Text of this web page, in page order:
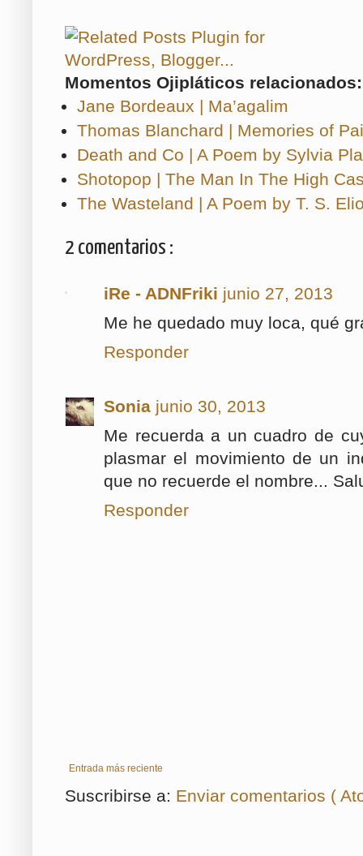
Momentos Ojipláticos relacionados:
Jane Bordeaux | Ma’agalim
Thomas Blanchard | Memories of
Death and Co | A Poem by Sylvia
Shotopop | The Man In The High
The Wasteland | A Poem by T. S.
2 comentarios :
iRe - ADNFriki junio 27, 2013
Me he quedado muy loca, qué
Responder
Sonia junio 30, 2013
Me recuerda a un cuadro de
plasmar el movimiento de un
que no recuerde el nombre...
Responder
Entrada más reciente
Suscribirse a: Enviar comentarios (